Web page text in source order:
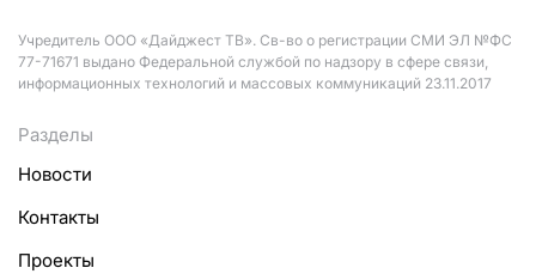
Учредитель ООО «Дайджест ТВ». Св-во о регистрации СМИ ЭЛ №ФС
77-71671 выдано Федеральной службой по надзору в сфере связи,
информационных технологий и массовых коммуникаций 23.11.2017
Разделы
Новости
Контакты
Проекты